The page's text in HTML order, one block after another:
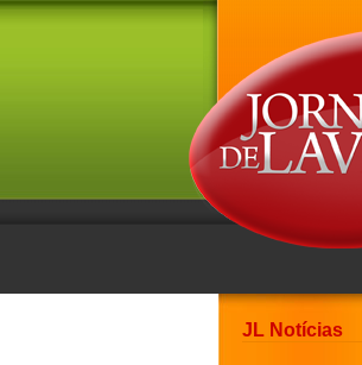
JL Notícias